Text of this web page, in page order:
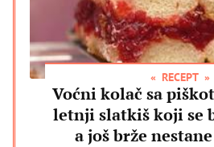
RECEPT
Voćni kolač sa
letnji slatkiš koji se
a još brže